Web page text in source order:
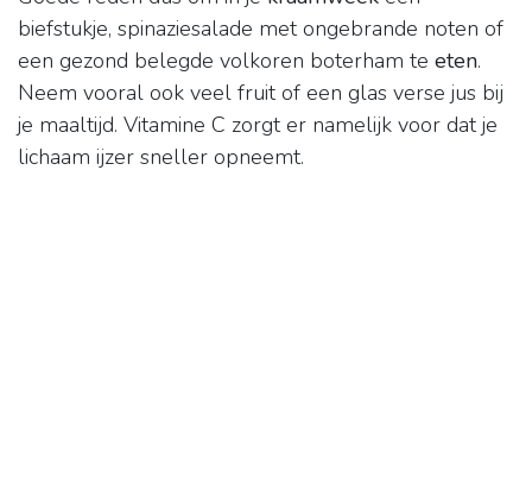
biefstukje, spinaziesalade met ongebrande noten of
een gezond belegde volkoren boterham te eten.
Neem vooral ook veel fruit of een glas verse jus bij
je maaltijd. Vitamine C zorgt er namelijk voor dat je
lichaam ijzer sneller opneemt.